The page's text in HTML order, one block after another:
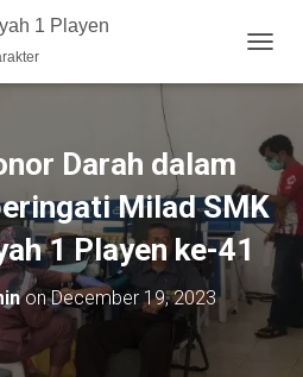
1 Playen
O
L
N
A
V
T
Darah dalam
Milad SMK
1 Playen ke-41
onDecember 19, 2023